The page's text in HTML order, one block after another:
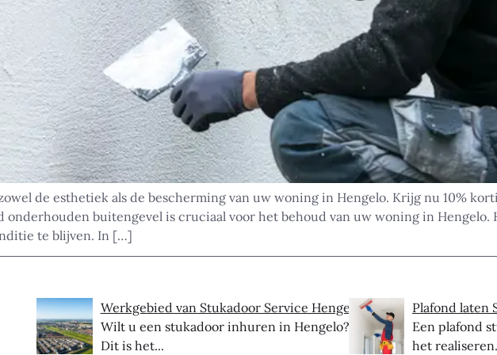
de esthetiek als de bescherming van uw woning in Hengelo. Krijg nu 10%
buitengevel is cruciaal voor het behoud van uw woning in Hengelo.
te blijven. In […]
Werkgebied van Stukadoor Service Hengelo
Wilt u een stukadoor inhuren in Hengelo?
Dit is het...
Plafond laten
Een plafond
het